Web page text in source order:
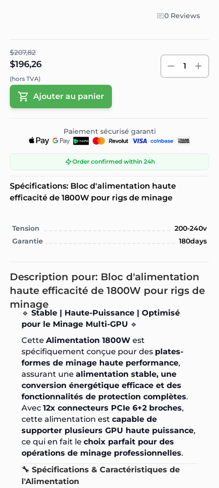
0 Reviews
$207,82
$196,26
(hors TVA)
1
Ajouter au panier
Paiement sécurisé garanti
Order confirmed within 24h
Spécifications: Bloc d'alimentation haute
efficacité de 1800W pour rigs de minage
Tension
200-240v
Garantie
180days
Description pour: Bloc d'alimentation
haute efficacité de 1800W pour rigs de
minage
🔹 Stable | Haute-Puissance | Optimisé
pour le Minage Multi-GPU 🔹
Cette Alimentation 1800W est
spécifiquement conçue pour des plates-
formes de minage haute performance,
assurant une alimentation stable, une
conversion énergétique efficace et des
fonctionnalités de protection complètes.
Avec 12x connecteurs PCIe 6+2 broches,
cette alimentation est capable de
supporter plusieurs GPU haute puissance,
ce qui en fait le choix parfait pour des
opérations de minage professionnelles.
🔧 Spécifications & Caractéristiques de
l'Alimentation